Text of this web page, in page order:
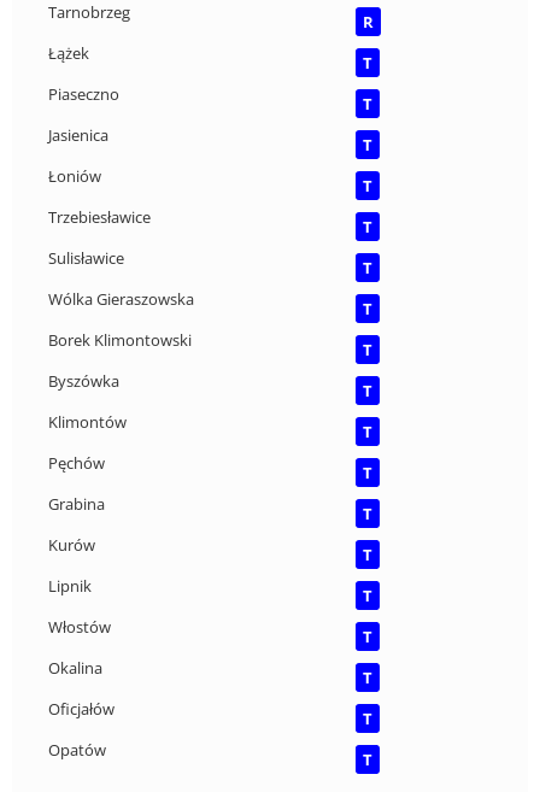
Tarnobrzeg
R
Łążek
T
Piaseczno
T
Jasienica
T
Łoniów
T
Trzebiesławice
T
Sulisławice
T
Wólka Gieraszowska
T
Borek Klimontowski
T
Byszówka
T
Klimontów
T
Pęchów
T
Grabina
T
Kurów
T
Lipnik
T
Włostów
T
Okalina
T
Oficjałów
T
Opatów
T